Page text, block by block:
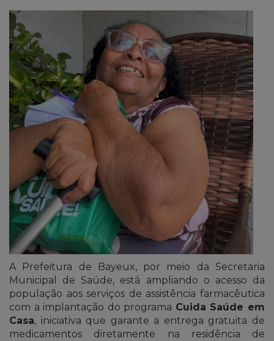
A Prefeitura de Bayeux, por meio da Secretaria
Municipal de Saúde, está ampliando o acesso da
população aos serviços de assistência farmacêutica
com a implantação do programa Cuida Saúde em
Casa, iniciativa que garante a entrega gratuita de
medicamentos diretamente na residência de